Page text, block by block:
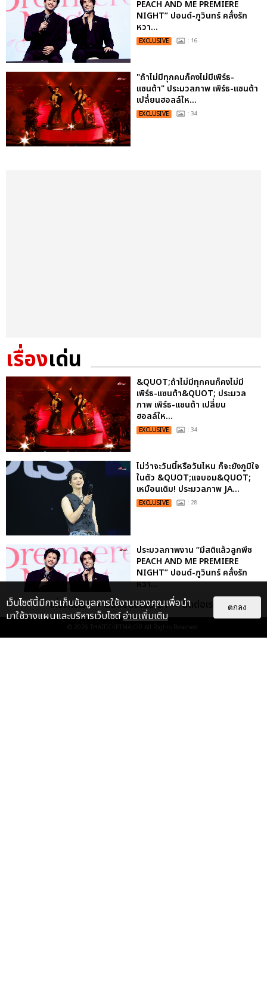
PEACH AND ME PREMIERE
NIGHT” ปอนด์-ภูวินทร์ คลั่งรัก
หวา...
EXCLUSIVE : 16
"ถ้าไม่มีทุกคนก็คงไม่มีเพิร์ธ-
แซนต้า" ประมวลภาพ เพิร์ธ-แซนต้า
เปลี่ยนฮอลล์ให...
EXCLUSIVE : 34
เรื่องเด่น
&QUOT;ถ้าไม่มีทุกคนก็คงไม่มี
เพิร์ธ-แซนต้า&QUOT; ประมวล
ภาพ เพิร์ธ-แซนต้า เปลี่ยน
ฮอลล์ให...
EXCLUSIVE : 34
ไม่ว่าจะวันนี้หรือวันไหน ก็จะยังภูมิใจ
ในตัว &QUOT;แจบอม&QUOT;
เหมือนเดิม! ประมวลภาพ JA...
EXCLUSIVE : 28
ประมวลภาพงาน “มีสติแล้วลูกพีช
PEACH AND ME PREMIERE
NIGHT” ปอนด์-ภูวินทร์ คลั่งรัก
หวา...
EXCLUSIVE
เกี่ยวกับเรา ติดต่อลงโฆษณา ติดต่อเรา
© 2026 THAITICKETMAJOR All Rights Reserved.
เว็บไซต์นี้มีการเก็บข้อมูลการใช้งานของคุณเพื่อนำ
มาใช้วางแผนและบริหารเว็บไซต์อ่านเพิ่มเติม
ตกลง